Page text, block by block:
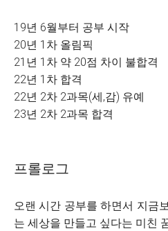
19년 6월부터 공부 시작
20년 1차 올림픽
21년 1차 약 20점 차이 불합격
22년 1차 합격
22년 2차 2과목(세,감) 유예
23년 2차 2과목 합격
프롤로그
오랜 시간 공부를 하면서 지금
는 세상을 만들고 싶다는 미친